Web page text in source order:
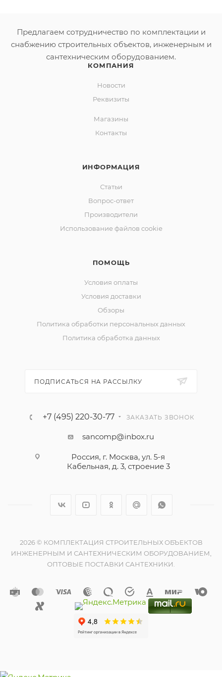
Предлагаем сотрудничество по комплектации и
снабжению строительных объектов, инженерным и
сантехническим оборудованием.
КОМПАНИЯ
Новости
Реквизиты
Магазины
Контакты
ИНФОРМАЦИЯ
Статьи
Вопрос-ответ
Производители
Использование файлов cookie
ПОМОЩЬ
Условия оплаты
Условия доставки
Обзоры
Политика обработки персональных данных
Политика обработка данных
ПОДПИСАТЬСЯ НА РАССЫЛКУ
+7 (495) 220-30-77 ЗАКАЗАТЬ ЗВОНОК
sancomp@inbox.ru
Россия, г. Москва, ул. 5-я
Кабельная, д. 3, строение 3
2026 © КОМПЛЕКТАЦИЯ СТРОИТЕЛЬНЫХ ОБЪЕКТОВ
ИНЖЕНЕРНЫМ И САНТЕХНИЧЕСКИМ ОБОРУДОВАНИЕМ,
ОПТОВЫЕ ПОСТАВКИ САНТЕХНИКИ.